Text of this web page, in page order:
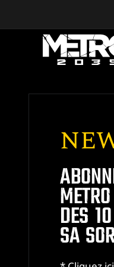
DES
SA
VIDÉOS
Pour
accepter
le